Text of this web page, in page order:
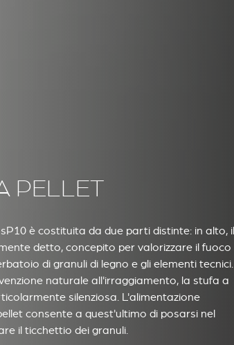
PELLET
è costituita da due parti distinte: in alto, il
detto, concepito per valorizzare il fuoco
di granuli di legno e gli elementi tecnici.
naturale all'irraggiamento, la stufa a
silenziosa. L'alimentazione
consente a quest'ultimo di posarsi nel
il ticchettio dei granuli.